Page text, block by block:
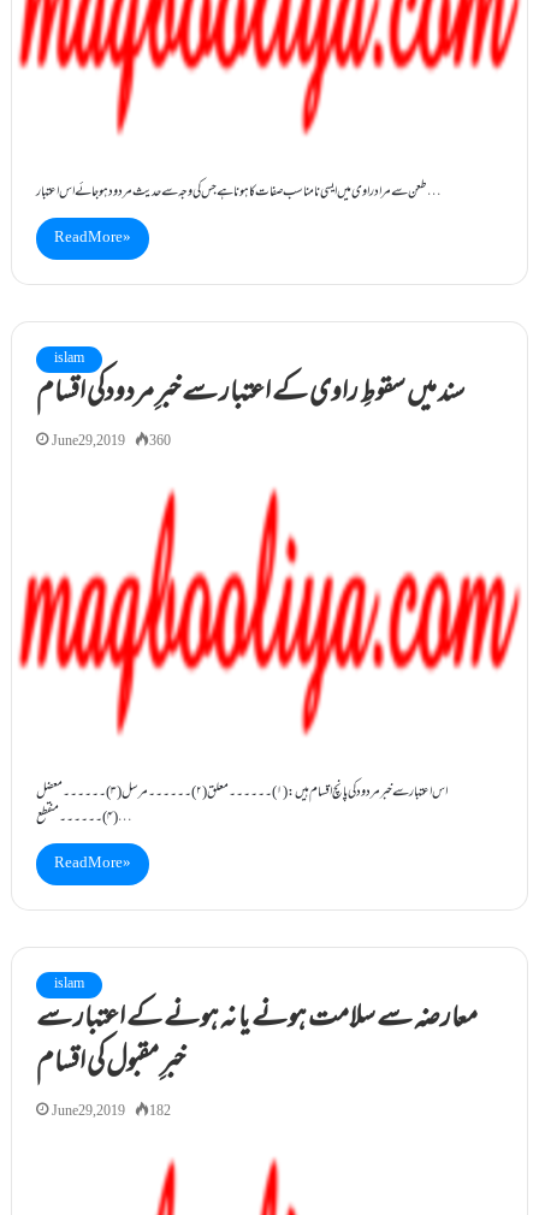
طعن سے مراد راوی میں ایسی نامناسب صفات کا ہونا ہے جس کی وجہ سے حدیث مردود ہوجائے اس اعتبار…
Read More »
islam
سند میں سقوطِ راوی کے اعتبار سے خبرِ مردودکی اقسام
June 29, 2019 360
اس اعتبار سے خبر مردود کی پانچ اقسام ہیں: (۱)۔۔۔۔۔۔معلق (۲)۔۔۔۔۔۔مرسل (۳)۔۔۔۔۔۔معضل
(۴)۔۔۔۔۔۔منقطع …
Read More »
islam
معارضہ سے سلامت ہونے یا نہ ہونے کے اعتبار سے
خبرِ مقبول کی اقسام
June 29, 2019 182